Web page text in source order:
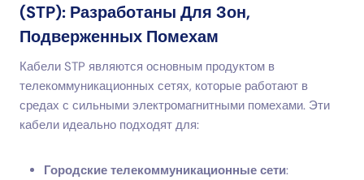
(STP): Разработаны Для Зон,
Подверженных Помехам
Кабели STP являются основным продуктом в
телекоммуникационных сетях, которые работают в
средах с сильными электромагнитными помехами. Эти
кабели идеально подходят для:
Городские телекоммуникационные сети: